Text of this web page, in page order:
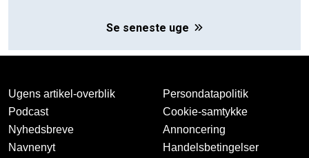
Se seneste uge
Ugens artikel-overblik
Podcast
Nyhedsbreve
Navnenyt
Persondatapolitik
Cookie-samtykke
Annoncering
Handelsbetingelser